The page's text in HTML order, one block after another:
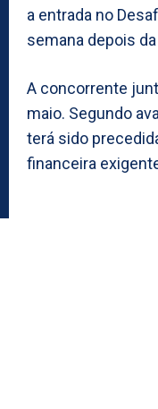
a entrada no
semana depois
A concorrente
maio. Segundo
terá sido
financeira